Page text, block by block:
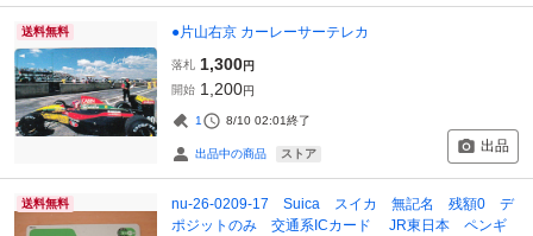
送料無料 ●片山右京 カーレーサーテレカ
落札 1,300円
開始 1,200円
1 8/10 02:01終了
出品中の商品 ストア 出品
送料無料
nu-26-0209-17 Suica スイカ 無記名 残額0 デ
ポジットのみ 交通系ICカード JR東日本 ペンギ